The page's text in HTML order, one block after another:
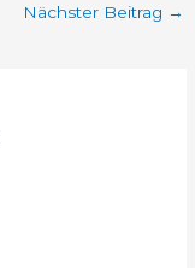
Nächster Beitrag →